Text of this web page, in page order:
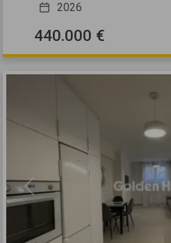
2026
440.000 €
Previous